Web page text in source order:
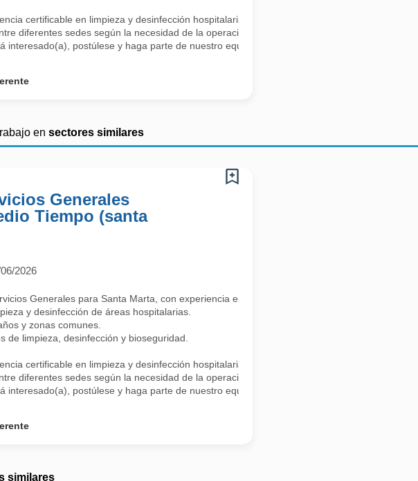
certificable en limpieza y desinfección hospitalaria.
diferentes sedes según la necesidad de la operación.
interesado(a), postúlese y haga parte de nuestro equipo.
en sectores similares
Generales
Tiempo (santa
2026
Generales para Santa Marta, con experiencia en el área hospitalaria.
y desinfección de áreas hospitalarias.
y zonas comunes.
de limpieza, desinfección y bioseguridad.
certificable en limpieza y desinfección hospitalaria.
diferentes sedes según la necesidad de la operación.
interesado(a), postúlese y haga parte de nuestro equipo.
similares